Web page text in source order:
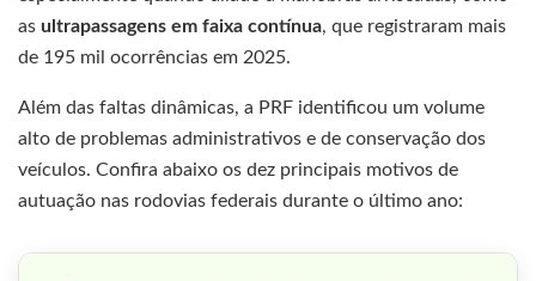
as ultrapassagens em faixa contínua, que registraram mais
de 195 mil ocorrências em 2025.
Além das faltas dinâmicas, a PRF identificou um volume
alto de problemas administrativos e de conservação dos
veículos. Confira abaixo os dez principais motivos de
autuação nas rodovias federais durante o último ano: